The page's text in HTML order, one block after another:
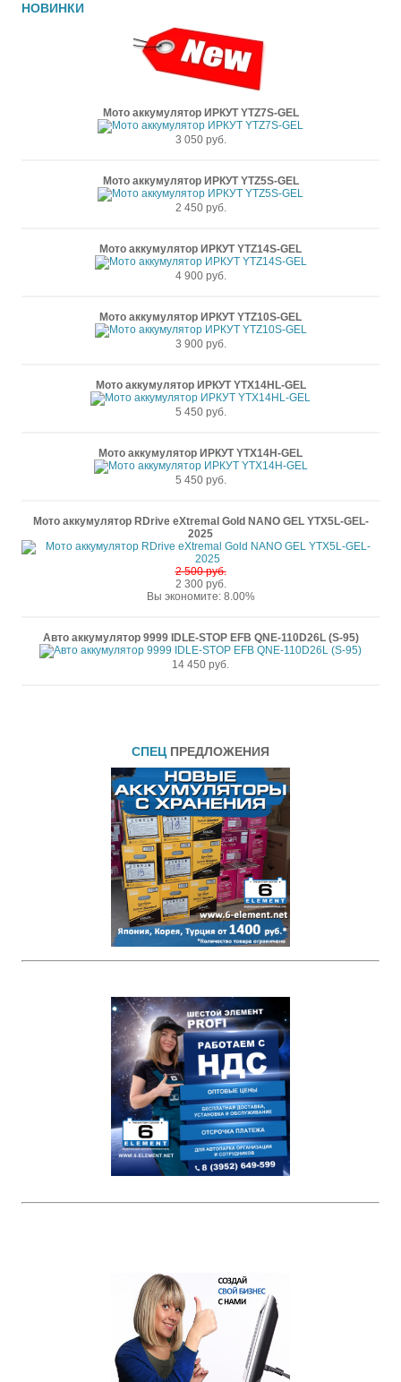
СПЕЦ ПРЕДЛОЖЕНИЯ
НОВИНКИ
Мото аккумулятор ИРКУТ YTZ7S-GEL
3 050 руб.
Мото аккумулятор ИРКУТ YTZ5S-GEL
2 450 руб.
Мото аккумулятор ИРКУТ YTZ14S-GEL
4 900 руб.
Мото аккумулятор ИРКУТ YTZ10S-GEL
3 900 руб.
Мото аккумулятор ИРКУТ YTX14HL-GEL
5 450 руб.
Мото аккумулятор ИРКУТ YTX14H-GEL
5 450 руб.
Мото аккумулятор RDrive eXtremal Gold NANO GEL YTX5L-GEL-
2025
2 500 руб.
2 300 руб.
Вы экономите: 8.00%
Авто аккумулятор 9999 IDLE-STOP EFB QNE-110D26L (S-95)
14 450 руб.